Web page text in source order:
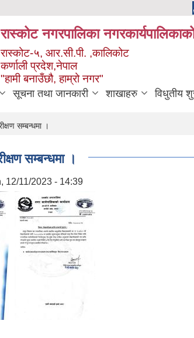
रास्कोट नगरपालिका
रास्कोट-५, आर.सी.पी. ,कालिकोट
कर्णाली प्रदेश,नेपाल
"हामी बनाउँछौ, हाम्रो नगर"
सूचना तथा जानकारी शाखाहरु विधुतीय
सम्बन्धमा ।
सम्बन्धमा ।
12/11/2023 - 14:39